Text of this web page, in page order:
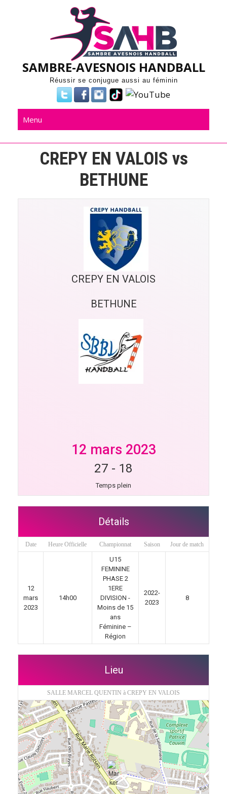
SAMBRE-AVESNOIS HANDBALL
Réussir se conjugue aussi au féminin
Menu
CREPY EN VALOIS vs
BETHUNE
CREPY EN VALOIS
BETHUNE
12 mars 2023
27 - 18
Temps plein
Détails
Date Heure Officielle Championnat Saison Jour de match
12
mars
2023
14h00
U15
FEMININE
PHASE 2
1ERE
DIVISION -
Moins de 15
ans
Féminine –
Région
2022-
2023
8
Lieu
SALLE MARCEL QUENTIN à CREPY EN VALOIS